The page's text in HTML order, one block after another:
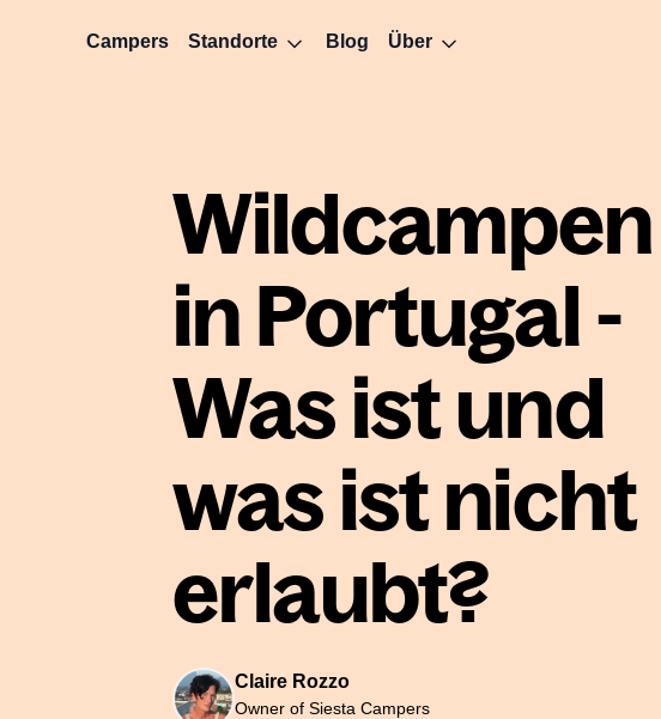
Campers Standorte Blog Über
Wildcampen
in Portugal -
Was ist und
was ist nicht
erlaubt?
Claire Rozzo
Owner of Siesta Campers